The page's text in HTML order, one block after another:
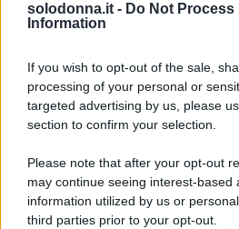
solodonna.it - Do Not Process
Information
If you wish to opt-out of the sale,
processing of your personal or
targeted advertising by us, please
section to confirm your selection.
Please note that after your opt-out
may continue seeing interest-based
information utilized by us or
third parties prior to your opt-out.
Steffy. Nell’episodio in
Iduesi concedono un
intimità, cercando di
nascente alleanza
Deaconsperano che la
decollare. Ecco il dettaglio che